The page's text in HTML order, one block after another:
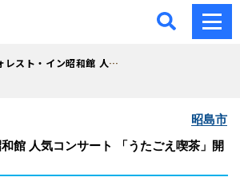
プレ -東京・西多摩の
ト・イン昭和館 人気コンサート 「うたごえ喫茶」開催
館 人気コンサート 「うたごえ喫茶」開
昭島市